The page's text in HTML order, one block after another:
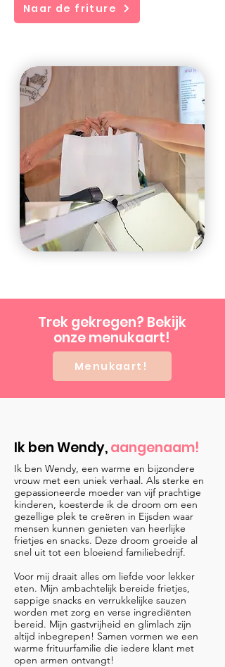
Naar de friture
Trek gekregen? Bekijk
onze menukaart!
Menukaart!
Ik ben Wendy,aangenaam!
Ik ben Wendy, een warme en bijzondere
vrouw met een uniek verhaal. Als sterke en
gepassioneerde moeder van vijf prachtige
kinderen, koesterde ik de droom om een
gezellige plek te creëren in Eijsden waar
mensen kunnen genieten van heerlijke
frietjes en snacks. Deze droom groeide al
snel uit tot een bloeiend familiebedrijf.
Voor mij draait alles om liefde voor lekker
eten. Mijn ambachtelijk bereide frietjes,
sappige snacks en verrukkelijke sauzen
worden met zorg en verse ingrediënten
bereid. Mijn gastvrijheid en glimlach zijn
altijd inbegrepen! Samen vormen we een
warme frituurfamilie die iedere klant met
open armen ontvangt!